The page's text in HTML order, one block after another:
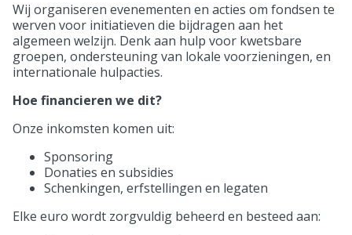
Wij organiseren evenementen en acties om fondsen te
werven voor initiatieven die bijdragen aan het
algemeen welzijn. Denk aan hulp voor kwetsbare
groepen, ondersteuning van lokale voorzieningen, en
internationale hulpacties.
Hoe financieren we dit?
Onze inkomsten komen uit:
Sponsoring
Donaties en subsidies
Schenkingen, erfstellingen en legaten
Elke euro wordt zorgvuldig beheerd en besteed aan: